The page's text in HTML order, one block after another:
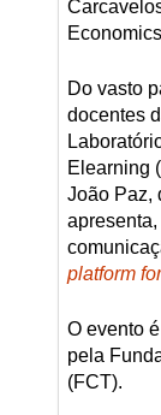
Do vasto
docentes
Elearning
João Paz,
platform
O evento
pela
(FCT).